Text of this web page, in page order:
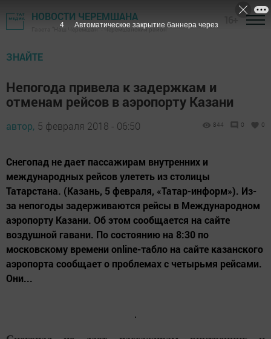
НОВОСТИ ЧЕРЕМШАНА
Газета "Наш Черемшан" - Черемшанский район
ЗНАЙТЕ
Непогода привела к задержкам и
отменам рейсов в аэропорту Казани
автор, 5 февраля 2018 - 06:50 844 0 0
Снегопад не дает пассажирам внутренних и
международных рейсов улететь из столицы
Татарстана. (Казань, 5 февраля, «Татар-информ»). Из-
за непогоды задерживаются рейсы в Международном
аэропорту Казани. Об этом сообщается на сайте
воздушной гавани. По состоянию на 8:30 по
московскому времени online-табло на сайте казанского
аэропорта сообщает о проблемах с четырьмя рейсами.
Они...
3 Автоматическое закрытие баннера через